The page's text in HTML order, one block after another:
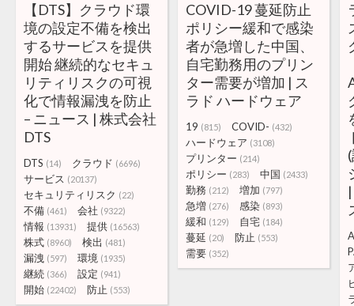
【DTS】クラウド環
境の設定不備を検出
するサービスを提供
開始 継続的なセキュ
リティリスクの可視
化で情報漏洩を防止
– ニュース | 株式会社
DTS
DTS (14) クラウド (6696)
サービス (20137)
セキュリティリスク (22)
不備 (461) 会社 (9322)
情報 (13931) 提供 (16563)
株式 (8960) 検出 (481)
漏洩 (597) 環境 (1935)
継続 (366) 設定 (941)
開始 (22402) 防止 (553)
COVID-19 蔓延防止
ポリシー緩和で感染
者が急増した中国、
自宅勤務用のプリン
ター需要が増加 | ス
ラド ハードウェア
19 (815) COVID- (432)
ハードウェア (3108)
プリンター (214)
ポリシー (283) 中国 (2433)
勤務 (212) 増加 (797)
急増 (276) 感染 (893)
緩和 (129) 自宅 (184)
蔓延 (20) 防止 (553)
需要 (352)